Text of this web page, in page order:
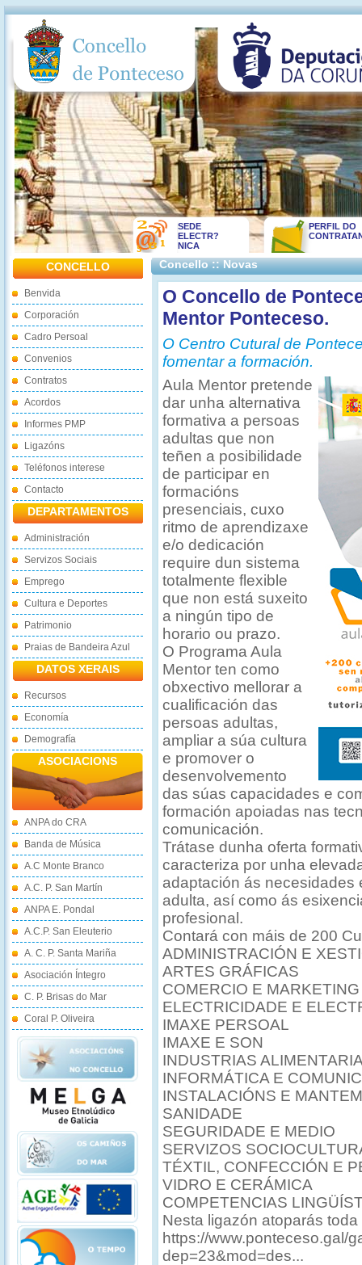
SEDE
ELECTR?
NICA
PERFIL DO
CONCELLO
Benvida
Corporación
Cadro Persoal
Convenios
Contratos
Acordos
Informes PMP
Ligazóns
Teléfonos interese
Contacto
DEPARTAMENTOS
Administración
Servizos Sociais
Emprego
Cultura e Deportes
Patrimonio
Praias de Bandeira Azul
DATOS XERAIS
Recursos
Economía
Demografía
ASOCIACIONS
ANPA do CRA
Banda de Música
A.C Monte Branco
A.C. P. San Martín
ANPA E. Pondal
A.C.P. San Eleuterio
A. C. P. Santa Mariña
Asociación Íntegro
C. P. Brisas do Mar
Coral P. Oliveira
Concello :: Novas
O Concello de
Mentor Ponteceso.
O Centro Cutural de
fomentar a formación.
Aula Mentor pretende
dar unha alternativa
formativa a persoas
adultas que non
teñen a posibilidade
de participar en
formacións
presenciais, cuxo
ritmo de aprendizaxe
e/o dedicación
require dun sistema
totalmente flexible
que non está suxeito
a ningún tipo de
horario ou prazo.
O Programa Aula
Mentor ten como
obxectivo mellorar a
cualificación das
persoas adultas,
ampliar a súa cultura
e promover o
desenvolvemento
das súas capacidades e
formación apoiadas nas
comunicación.
Trátase dunha oferta
caracteriza por unha
adaptación ás necesidades
adulta, así como ás
profesional.
Contará con máis de 200
ADMINISTRACIÓN E
ARTES GRÁFICAS
COMERCIO E MARKETING
ELECTRICIDADE E
IMAXE PERSOAL
IMAXE E SON
INDUSTRIAS
INFORMÁTICA E
INSTALACIÓNS E
SANIDADE
SEGURIDADE E MEDIO
SERVIZOS
TÉXTIL, CONFECCIÓN E
VIDRO E CERÁMICA
COMPETENCIAS
Nesta ligazón atoparás
https://www.ponteceso.gal/
dep=23&mod=des...